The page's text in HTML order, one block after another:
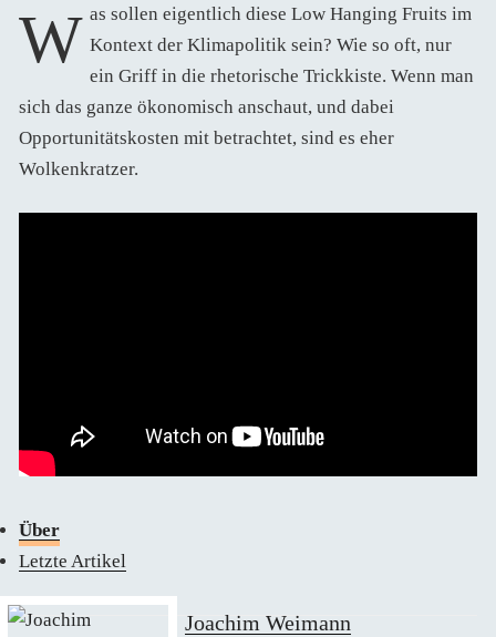
Was sollen eigentlich diese Low Hanging Fruits im Kontext der Klimapolitik sein? Wie so oft, nur
ein Griff in die rhetorische Trickkiste. Wenn man
sich das ganze ökonomisch anschaut, und dabei
Opportunitätskosten mit betrachtet, sind es eher
Wolkenkratzer.
Über
Letzte Artikel
Joachim Weimann